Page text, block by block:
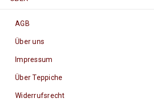
AGB
Über uns
Impressum
Über Teppiche
Widerrufsrecht